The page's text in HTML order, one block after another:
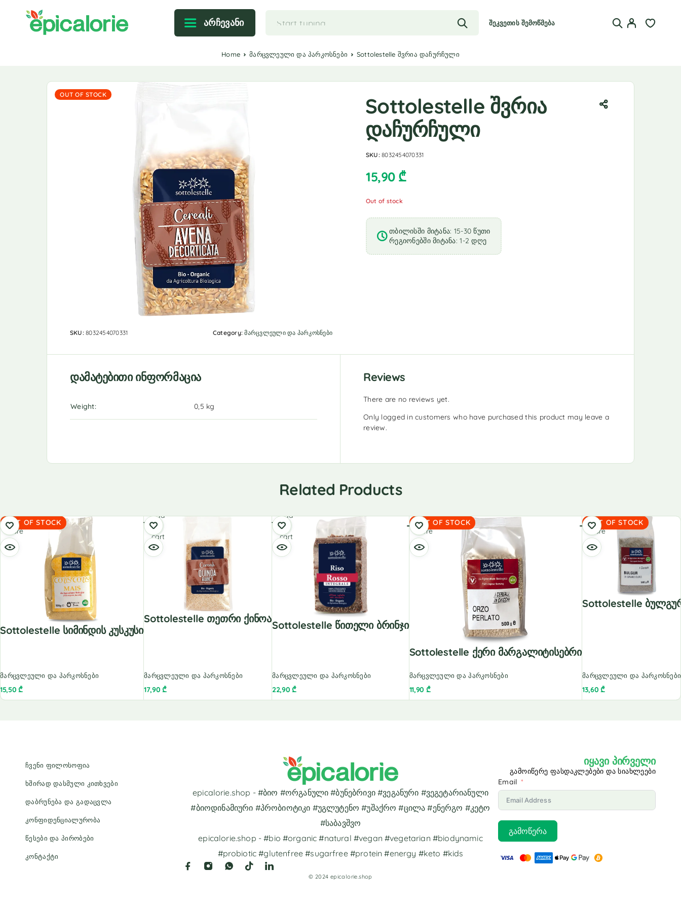
არჩევანი შეკვეთის შემოწმება
Home მარცვლეული და პარკოსნები Sottolestelle შვრია დაჩურჩული
OUT OF STOCK
SKU:8032454070331 Category:მარცვლეული და პარკოსნები
Sottolestelle შვრია
დაჩურჩული
SKU:8032454070331
15,90 ₾
Out of stock
თბილისში მიტანა: 15-30 წუთი
რეგიონებში მიტანა: 1-2 დღე
დამატებითი ინფორმაცია
Weight 0,5 kg
Reviews
There are no reviews yet.
Only logged in customers who have purchased this product may leave a
review.
Related Products
OUT OF STOCK
Sottolestelle Სიმინდის Კუსკუსი
მარცვლეული და პარკოსნები
15,50₾
Read
more
Sottolestelle Თეთრი Ქინოა
მარცვლეული და პარკოსნები
17,90₾
Add
to
cart
Sottolestelle Წითელი Ბრინჯი
მარცვლეული და პარკოსნები
22,90₾
Add
to
cart
OUT OF STOCK
Sottolestelle Ქერი Მარგალიტისებრი
მარცვლეული და პარკოსნები
11,90 ₾
Read
more
OUT OF STOCK
Sottolestelle
მარცვლეული და პარკოსნები
13,60₾
Read
more
ჩვენი ფილოსოფია
ხშირად დასმული კითხვები
დაბრუნება და გადაცვლა
კონფიდენციალურობა
წესები და პირობები
კონტაქტი
epicalorie.shop - #ბიო #ორგანული #ბუნებრივი #ვეგანური #ვეგეტარიანული
#ბიოდინამიური #პრობიოტიკი #უგლუტენო #უშაქრო #ცილა #ენერგო #კეტო
#საბავშვო
epicalorie.shop - #bio #organic #natural #vegan #vegetarian #biodynamic
#probiotic #glutenfree #sugarfree #protein #energy #keto #kids
© 2024 epicalorie.shop
იყავი პირველი
გამოიწერე ფასდაკლებები და სიახლეები
Email
გამოწერა